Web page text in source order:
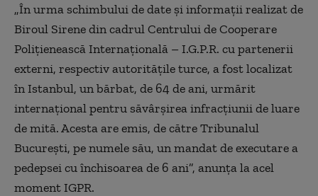
„În urma schimbului de date şi informaţii realizat de
Biroul Sirene din cadrul Centrului de Cooperare
Poliţienească Internaţională – I.G.P.R. cu partenerii
externi, respectiv autorităţile turce, a fost localizat
în Istanbul, un bărbat, de 64 de ani, urmărit
internaţional pentru săvârşirea infracţiunii de luare
de mită. Acesta are emis, de către Tribunalul
Bucureşti, pe numele său, un mandat de executare a
pedepsei cu închisoarea de 6 ani”, anunţa la acel
moment IGPR.